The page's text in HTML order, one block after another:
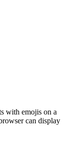
with emojis on a
can display